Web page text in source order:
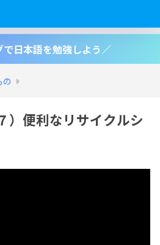
日本語を勉強しよう／
の
）便利なリサイクルシ